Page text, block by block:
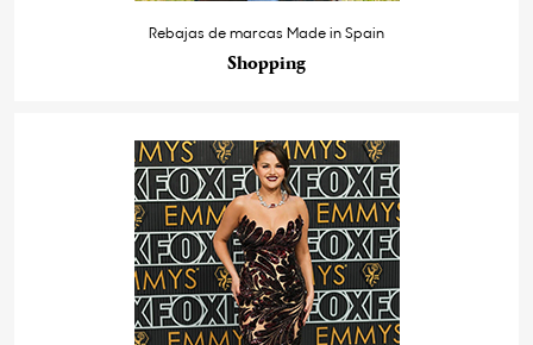
Rebajas de marcas Made in Spain
Shopping